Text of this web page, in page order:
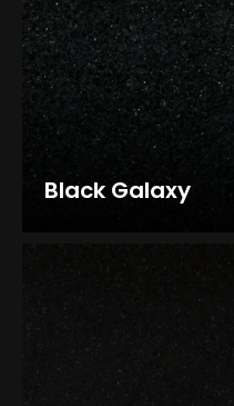
Black Galaxy